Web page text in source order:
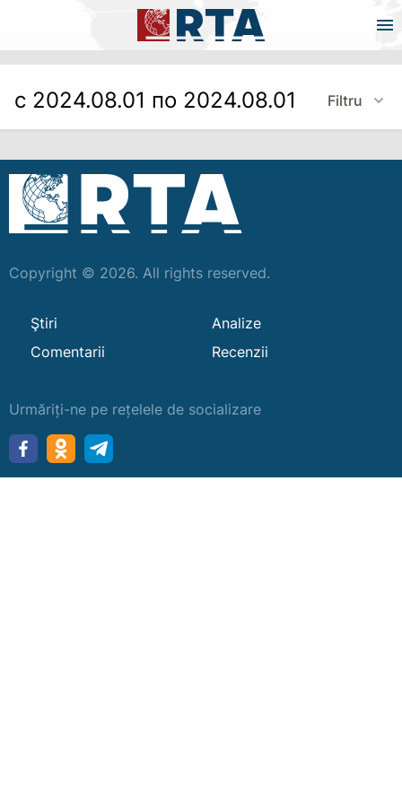
с 2024.08.01 по 2024.08.01 Filtru
Copyright © 2026. All rights reserved.
Ştiri
Analize
Comentarii
Recenzii
Urmăriți-ne pe rețelele de socializare